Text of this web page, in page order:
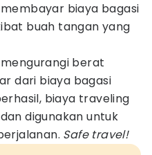
biaya bagasi
buah tangan yang
berat
dari biaya bagasi
biaya traveling
digunakan untuk
Safe travel!